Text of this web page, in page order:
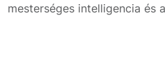
mesterséges intelligencia és